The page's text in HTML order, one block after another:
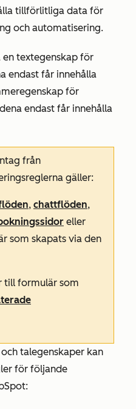
tillförlitliga data för
och automatisering.
en textegenskap för
endast får innehålla
för
endast får innehålla
från
gäller:
, chattflöden,
eller
som skapats via den
till formulär som
talegenskaper kan
för följande